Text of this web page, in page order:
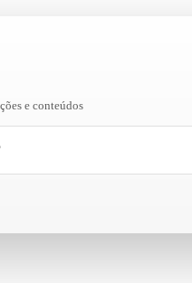
e conteúdos